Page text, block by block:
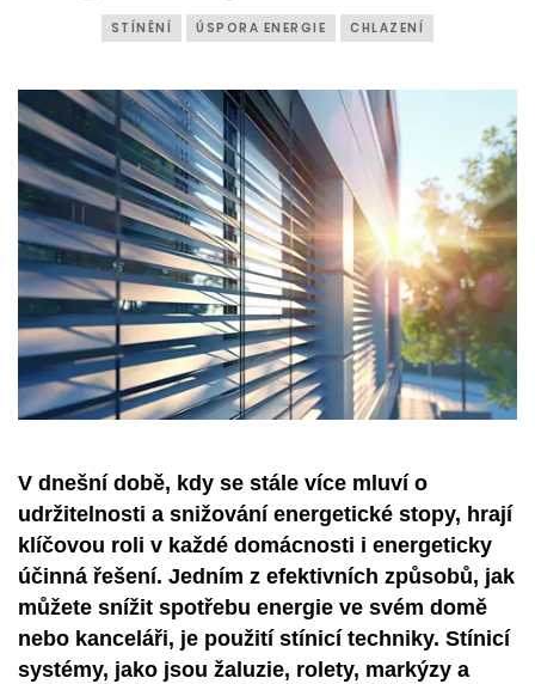
STÍNĚNÍ ÚSPORA ENERGIE CHLAZENÍ
V dnešní době, kdy se stále více mluví o
udržitelnosti a snižování energetické stopy, hrají
klíčovou roli v každé domácnosti i energeticky
účinná řešení. Jedním z efektivních způsobů, jak
můžete snížit spotřebu energie ve svém domě
nebo kanceláři, je použití stínicí techniky. Stínicí
systémy, jako jsou žaluzie, rolety, markýzy a